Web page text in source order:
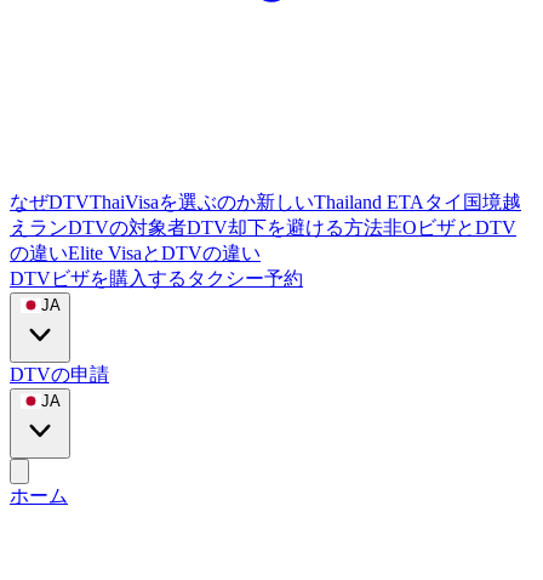
なぜDTVThaiVisaを選ぶのか新しいThailand ETA タイ国境越
えランDTVの対象者DTV却下を避ける方法非OビザとDTV
の違いElite VisaとDTVの違い
DTVビザを購入する タクシー予約
JA
DTVの申請
JA
ホーム